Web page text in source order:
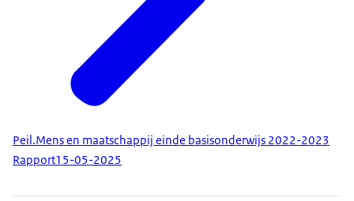
Peil.Mens en maatschappij einde basisonderwijs 2022-2023
Rapport15-05-2025